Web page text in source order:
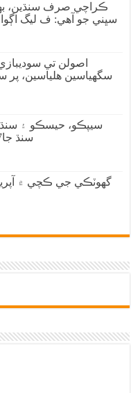
ڪراچي صرف سنڌين،
سڀني جو آهي: ف ليگ
سگهياسين هلياسين، پر
سيپڪو، حيسڪو ۽
سنڌ جا127 ارب رپيا ٻڏي ويا؟
گهوٽڪي جي ڪچي ۾